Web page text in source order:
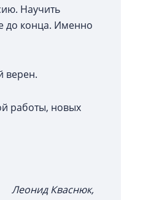
Научить
до конца. Именно
верен.
работы, новых
Леонид Кваснюк,